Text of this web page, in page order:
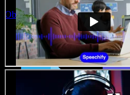
Obre l'Studio